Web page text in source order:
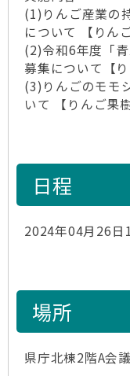
(1)りんご産業の
について 【りん
(2)令和6年度「
募集について【り
(3)りんごのモモ
いて 【りんご果樹
日程
2024年04月26日
場所
県庁北棟2階A会